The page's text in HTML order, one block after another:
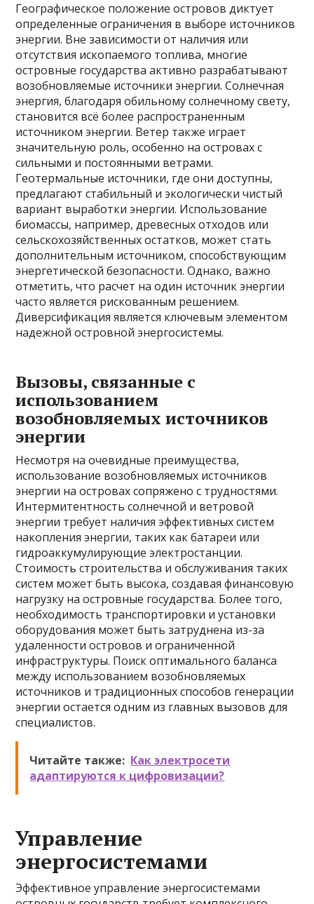
Географическое положение островов диктует
определенные ограничения в выборе источников
энергии. Вне зависимости от наличия или
отсутствия ископаемого топлива, многие
островные государства активно разрабатывают
возобновляемые источники энергии. Солнечная
энергия, благодаря обильному солнечному свету,
становится всё более распространенным
источником энергии. Ветер также играет
значительную роль, особенно на островах с
сильными и постоянными ветрами.
Геотермальные источники, где они доступны,
предлагают стабильный и экологически чистый
вариант выработки энергии. Использование
биомассы, например, древесных отходов или
сельскохозяйственных остатков, может стать
дополнительным источником, способствующим
энергетической безопасности. Однако, важно
отметить, что расчет на один источник энергии
часто является рискованным решением.
Диверсификация является ключевым элементом
надежной островной энергосистемы.
Вызовы, связанные с
использованием
возобновляемых источников
энергии
Несмотря на очевидные преимущества,
использование возобновляемых источников
энергии на островах сопряжено с трудностями.
Интермитентность солнечной и ветровой
энергии требует наличия эффективных систем
накопления энергии, таких как батареи или
гидроаккумулирующие электростанции.
Стоимость строительства и обслуживания таких
систем может быть высока, создавая финансовую
нагрузку на островные государства. Более того,
необходимость транспортировки и установки
оборудования может быть затруднена из-за
удаленности островов и ограниченной
инфраструктуры. Поиск оптимального баланса
между использованием возобновляемых
источников и традиционных способов генерации
энергии остается одним из главных вызовов для
специалистов.
Читайте также: Как электросети
адаптируются к цифровизации?
Управление
энергосистемами
Эффективное управление энергосистемами